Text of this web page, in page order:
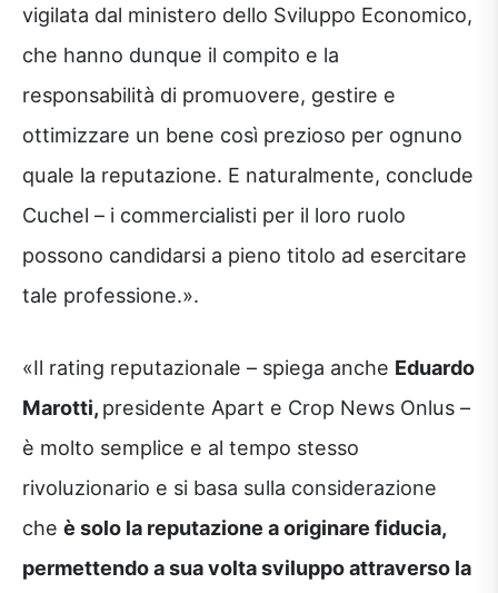
vigilata dal ministero dello Sviluppo Economico,
che hanno dunque il compito e la
responsabilità di promuovere, gestire e
ottimizzare un bene così prezioso per ognuno
quale la reputazione. E naturalmente, conclude
Cuchel – i commercialisti per il loro ruolo
possono candidarsi a pieno titolo ad esercitare
tale professione.».
«Il rating reputazionale – spiega anche Eduardo
Marotti, presidente Apart e Crop News Onlus –
è molto semplice e al tempo stesso
rivoluzionario e si basa sulla considerazione
che è solo la reputazione a originare fiducia,
permettendo a sua volta sviluppo attraverso la